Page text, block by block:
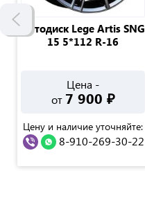
Автодиск Lege Artis SNG
15 5*112 R-16
Цена -
от 7 900 ₽
Цену и наличие уточняйте:
8-910-269-30-22